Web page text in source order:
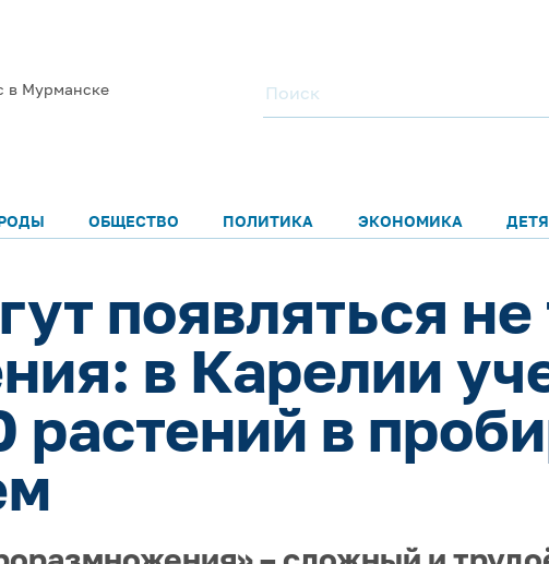
в Мурманске
ОБЩЕСТВО ПОЛИТИКА ЭКОНОМИКА
появляться не
в Карелии
в